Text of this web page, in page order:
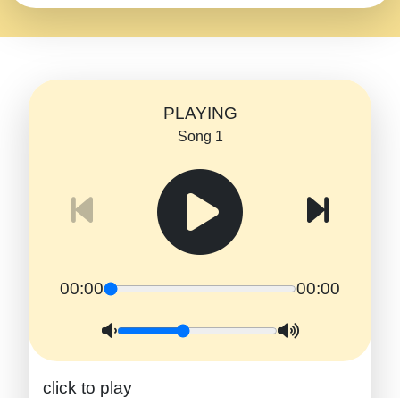
PLAYING
Song 1
00:00 00:00
click to play